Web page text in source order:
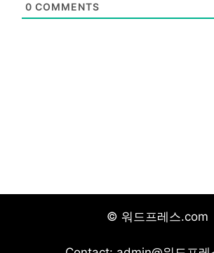
0 COMMENTS
© 워드프레스.com